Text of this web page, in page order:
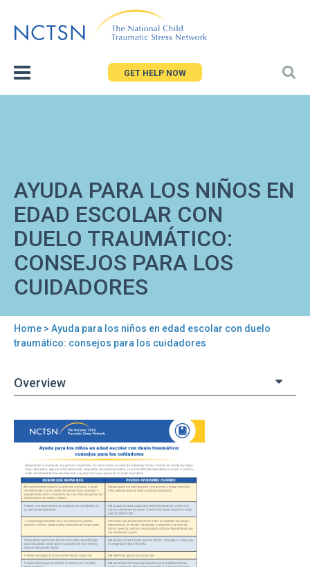
to
GET HELP NOW
AYUDA PARA LOS NIÑOS EN
EDAD ESCOLAR CON
DUELO TRAUMÁTICO:
CONSEJOS PARA LOS
CUIDADORES
You
here
Home > Ayuda para los niños en edad escolar con duelo
traumático: consejos para los cuidadores
Overview
Back
to
Ayuda
para
los
niños
en
edad
escolar
con
duelo